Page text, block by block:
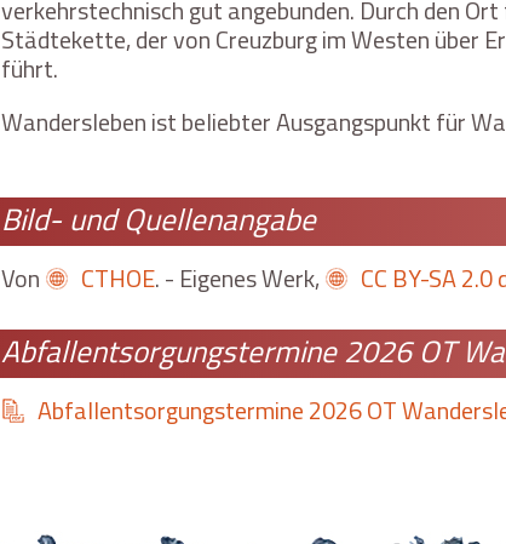
verkehrstechnisch gut angebunden. Durch den
Städtekette, der von Creuzburg im Westen über
führt.
Wandersleben ist beliebter Ausgangspunkt für
Bild- und Quellenangabe
Von CTHOE. - Eigenes Werk, CC BY-SA 2.0
Abfallentsorgungstermine 2026 OT
Abfallentsorgungstermine 2026 OT